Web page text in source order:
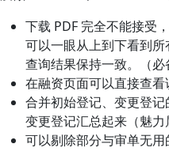
下载 PDF 完全不能接受
可以一眼从上到下看到
查询结果保持一致。（必
在融资页面可以直接查看
合并初始登记、变更登
变更登记汇总起来（魅力
可以剔除部分与审单无用